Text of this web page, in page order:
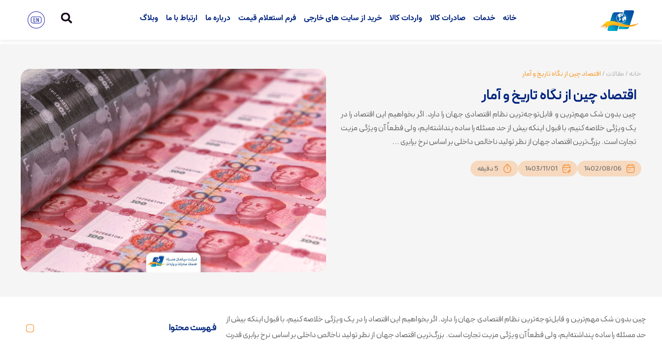
خانه خدمات صادرات کالا واردات کالا خرید از سایت های خارجی فرم استعلام قیمت درباره ما ارتباط با ما وبلاگ
خانه/مقالات/اقتصاد چین از نگاه تاریخ و آمار
اقتصاد چین از نگاه تاریخ و آمار
چین بدون شک مهم‌ترین و قابل‌توجه‌ترین نظام اقتصادی جهان را دارد. اگر بخواهیم این اقتصاد را در
یک ویژگی خلاصه کنیم، با قبول اینکه بیش از حد مسئله را ساده پنداشته‌ایم، ولی قطعاً آن ویژگی مزیت
تجارت است. بزرگ‌ترین اقتصاد جهان از نظر تولید ناخالص داخلی بر اساس نرخ برابری ...
1402/08/06
1403/11/01 5 دقیقه
فهرست محتوا
چین بدون شک مهم‌ترین و قابل‌توجه‌ترین نظام اقتصادی جهان را دارد. اگر بخواهیم این اقتصاد را در یک ویژگی خلاصه کنیم، با قبول اینکه بیش از
حد مسئله را ساده پنداشته‌ایم، ولی قطعاً آن ویژگی مزیت تجارت است. بزرگ‌ترین اقتصاد جهان از نظر تولید ناخالص داخلی بر اساس نرخ برابری قدرت